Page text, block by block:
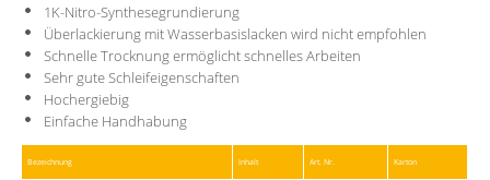
1K-Nitro-Synthesegrundierung
Überlackierung mit Wasserbasislacken wird nicht empfohlen
Schnelle Trocknung ermöglicht schnelles Arbeiten
Sehr gute Schleifeigenschaften
Hochergiebig
Einfache Handhabung
Bezeichnung Inhalt Art. Nr. Karton